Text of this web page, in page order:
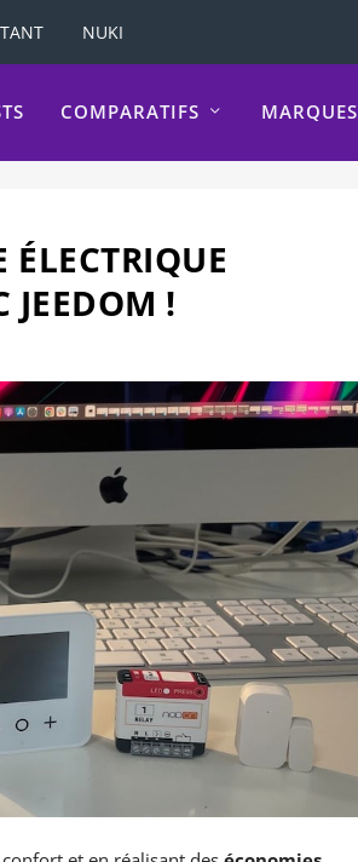
NUKI
COMPARATIFS MARQUES
ÉLECTRIQUE
JEEDOM !